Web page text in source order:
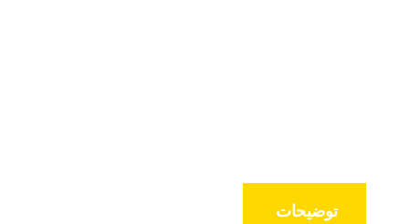
توضیحات